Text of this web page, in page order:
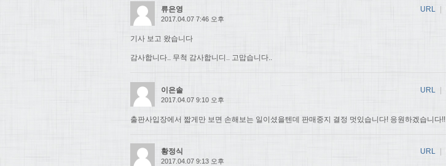
류은영
2017.04.07 7:46 오후
기사 보고 왔습니다
감사합니다.. 무척 감사합니디.. 고맙습니다..
URL
이은솔
2017.04.07 9:10 오후
출판사입장에서 짧게만 보면 손해보는 일이셨을텐데 판매중지 결정 멋있습니다! 응원하겠습니다!!
URL |
황정식
2017.04.07 9:13 오후
URL